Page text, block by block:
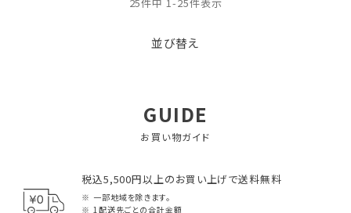
並び替え
GUIDE
お買い物ガイド
税込5,500円以上のお買い上げで送料無料
一部地域を除きます。
1配送先ごとの合計金額